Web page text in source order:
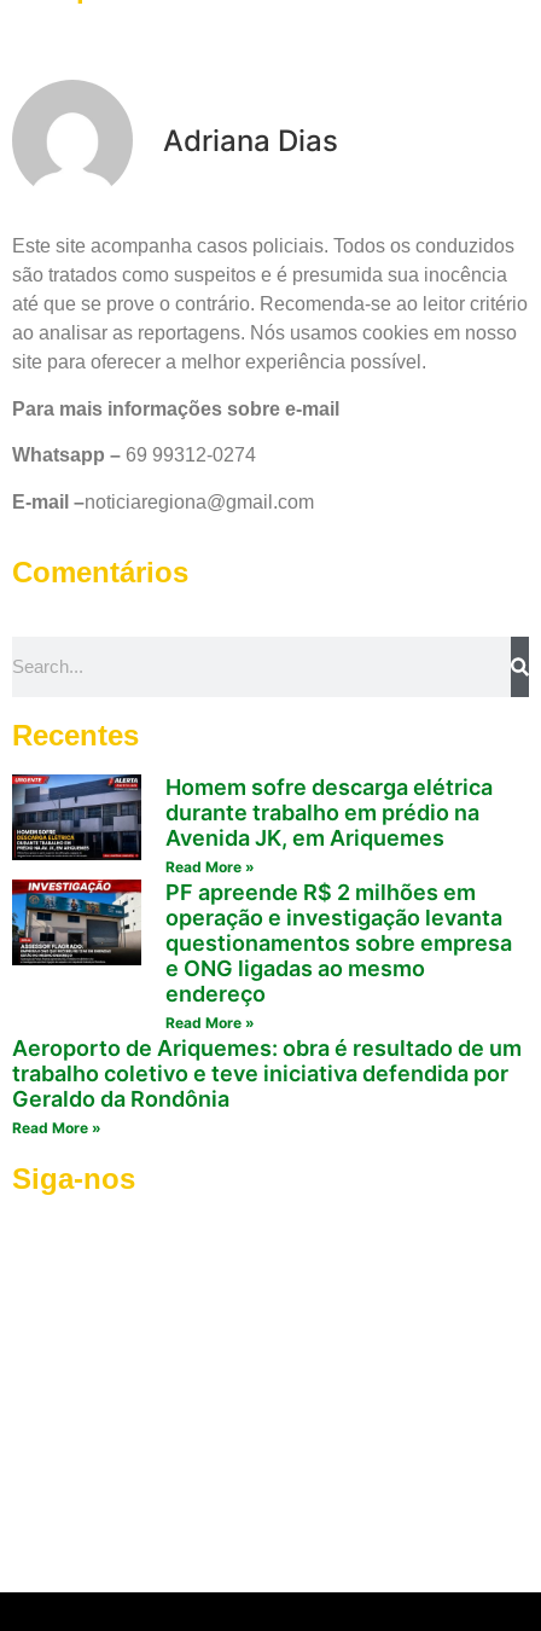
Adriana Dias
Este site acompanha casos policiais. Todos os conduzidos
são tratados como suspeitos e é presumida sua inocência
até que se prove o contrário. Recomenda-se ao leitor critério
ao analisar as reportagens. Nós usamos cookies em nosso
site para oferecer a melhor experiência possível.
Para mais informações sobre e-mail
Whatsapp – 69 99312-0274
E-mail –noticiaregiona@gmail.com
Comentários
Recentes
Homem sofre descarga elétrica
durante trabalho em prédio na
Avenida JK, em Ariquemes
Read More »
PF apreende R$ 2 milhões em
operação e investigação levanta
questionamentos sobre empresa
e ONG ligadas ao mesmo
endereço
Read More »
Aeroporto de Ariquemes: obra é resultado de um
trabalho coletivo e teve iniciativa defendida por
Geraldo da Rondônia
Read More »
Siga-nos